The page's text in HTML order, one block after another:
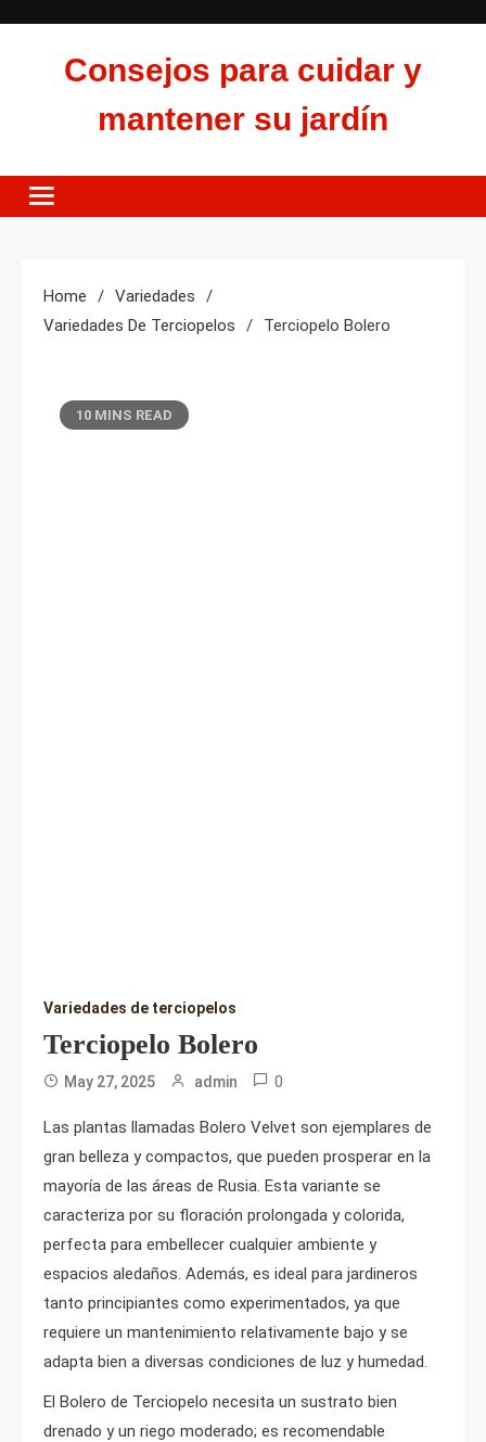
Consejos para cuidar y
mantener su jardín
Home
Variedades
Variedades De Terciopelos
Terciopelo Bolero
10 MINS READ
Variedades de terciopelos
Terciopelo Bolero
May 27, 2025 admin 0
Las plantas llamadas Bolero Velvet son ejemplares de
gran belleza y compactos, que pueden prosperar en la
mayoría de las áreas de Rusia. Esta variante se
caracteriza por su floración prolongada y colorida,
perfecta para embellecer cualquier ambiente y
espacios aledaños. Además, es ideal para jardineros
tanto principiantes como experimentados, ya que
requiere un mantenimiento relativamente bajo y se
adapta bien a diversas condiciones de luz y humedad.
El Bolero de Terciopelo necesita un sustrato bien
drenado y un riego moderado; es recomendable